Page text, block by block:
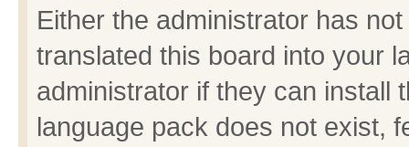
Either the administrator has
translated this board into your
administrator if they can install
language pack does not exist,